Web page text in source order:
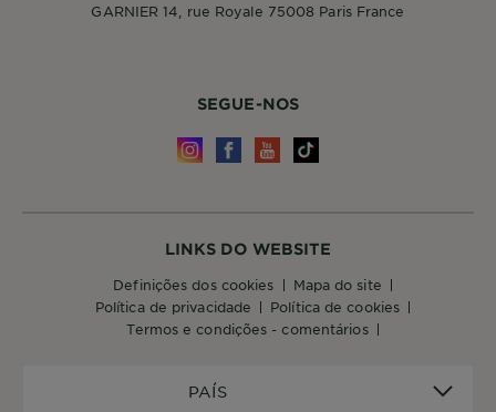
PAÍS
LINKS DO WEBSITE
definições dos cookies
mapa do site
política de privacidade
política de cookies
termos e condições - comentários
SEGUE-NOS
GARNIER 14, rue Royale 75008 Paris France